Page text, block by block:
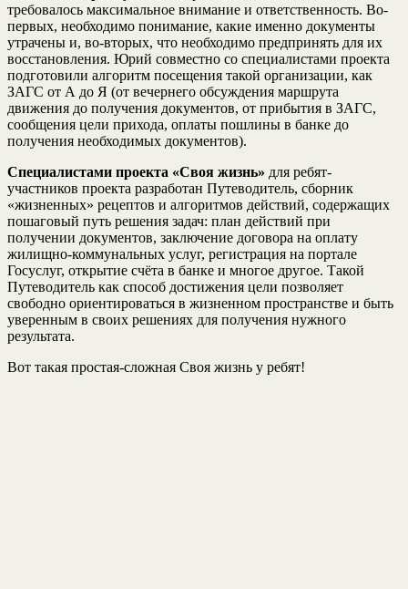
требовалось максимальное внимание и ответственность. Во-
первых, необходимо понимание, какие именно документы
утрачены и, во-вторых, что необходимо предпринять для их
восстановления. Юрий совместно со специалистами проекта
подготовили алгоритм посещения такой организации, как
ЗАГС от А до Я (от вечернего обсуждения маршрута
движения до получения документов, от прибытия в ЗАГС,
сообщения цели прихода, оплаты пошлины в банке до
получения необходимых документов).
Специалистами проекта «Своя жизнь» для ребят-
участников проекта разработан Путеводитель, сборник
«жизненных» рецептов и алгоритмов действий, содержащих
пошаговый путь решения задач: план действий при
получении документов, заключение договора на оплату
жилищно-коммунальных услуг, регистрация на портале
Госуслуг, открытие счёта в банке и многое другое. Такой
Путеводитель как способ достижения цели позволяет
свободно ориентироваться в жизненном пространстве и быть
уверенным в своих решениях для получения нужного
результата.
Вот такая простая-сложная Своя жизнь у ребят!